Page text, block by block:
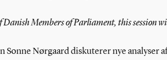
Danish Members of Parliament, this session
Sonne Nørgaard diskuterer nye analyser